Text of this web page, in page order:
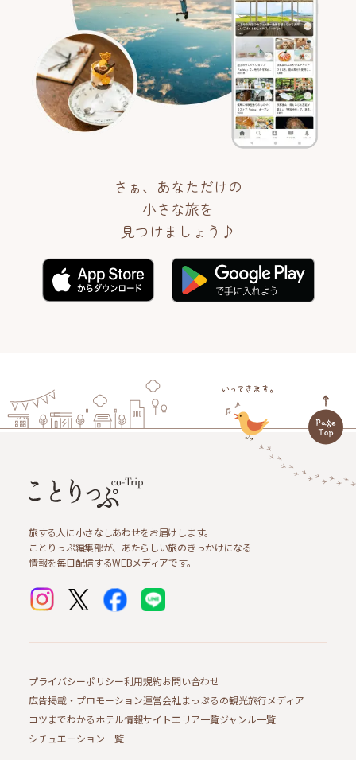
さぁ、あなただけの
小さな旅を
見つけましょう♪
旅する人に小さなしあわせをお届けします。
ことりっぷ編集部が、あたらしい旅のきっかけになる
情報を毎日配信するWEBメディアです。
プライバシーポリシー利用規約お問い合わせ
広告掲載・プロモーション運営会社まっぷるの観光旅行メディア
コツまでわかるホテル情報サイトエリア一覧ジャンル一覧
シチュエーション一覧